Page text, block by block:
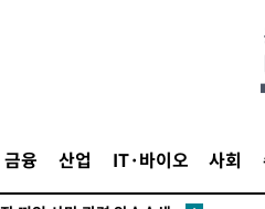
금융 산업 IT·바이오 사회
도 징역 3년
병호 구속기소
코산 할라피뇨"-- CDC